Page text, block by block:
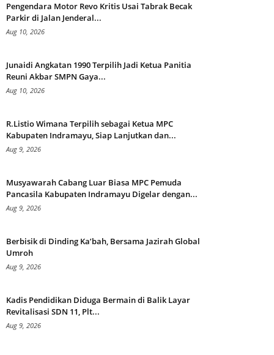
Pengendara Motor Revo Kritis Usai Tabrak Becak
Parkir di Jalan Jenderal...
Aug 10, 2026
Junaidi Angkatan 1990 Terpilih Jadi Ketua Panitia
Reuni Akbar SMPN Gaya...
Aug 10, 2026
R.Listio Wimana Terpilih sebagai Ketua MPC
Kabupaten Indramayu, Siap Lanjutkan dan...
Aug 9, 2026
Musyawarah Cabang Luar Biasa MPC Pemuda
Pancasila Kabupaten Indramayu Digelar dengan...
Aug 9, 2026
Berbisik di Dinding Ka’bah, Bersama Jazirah Global
Umroh
Aug 9, 2026
Kadis Pendidikan Diduga Bermain di Balik Layar
Revitalisasi SDN 11, Plt...
Aug 9, 2026